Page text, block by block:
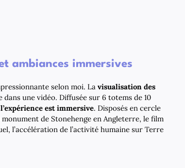
ambiances immersives
selon moi. La visualisation des
dans une vidéo. Diffusée sur 6 totems de 10
l’expérience est immersive. Disposés en cercle
de Stonehenge en Angleterre, le film
l’accélération de l’activité humaine sur Terre